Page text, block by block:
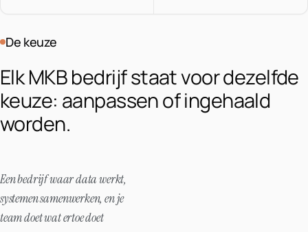
De keuze
Elk MKB bedrijf staat voor dezelfde
keuze: aanpassen of ingehaald
worden.
Een bedrijf waar data werkt,
systemen samenwerken, en je
team doet wat ertoe doet